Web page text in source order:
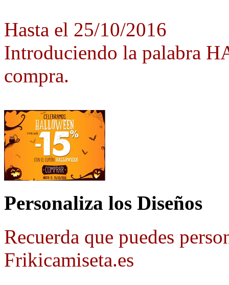
Hasta el 25/10/2016
Introduciendo la palabra
compra.
Personaliza los Diseños
Recuerda que puedes
Frikicamiseta.es